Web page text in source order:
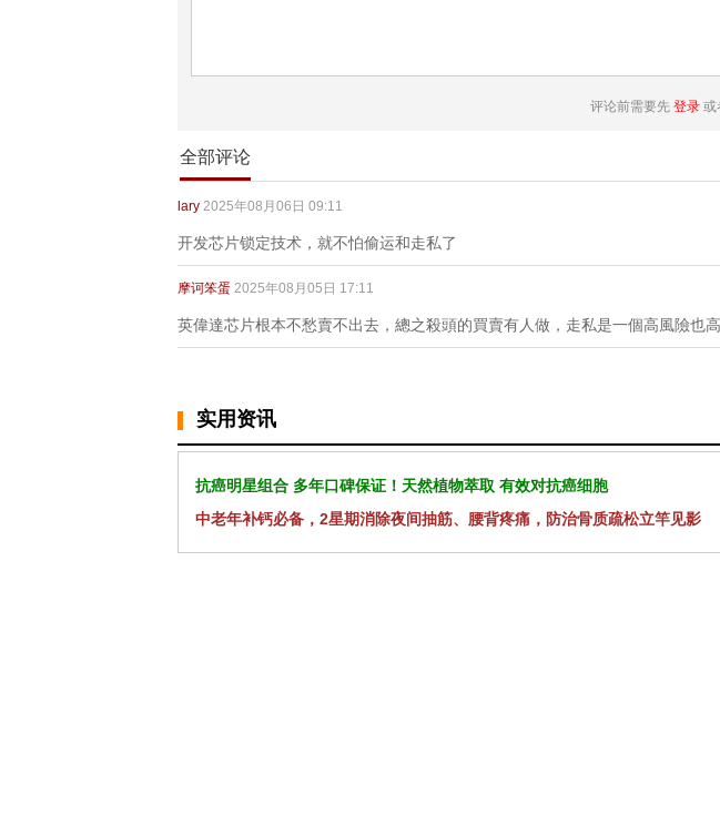
评论前需要先 登录 或
全部评论
lary 2025年08月06日 09:11
开发芯片锁定技术，就不怕偷运和走私了
摩诃笨蛋 2025年08月05日 17:11
英偉達芯片根本不愁賣不出去，總之殺頭的買賣有人做，走私是一個高風險也高
实用资讯
抗癌明星组合 多年口碑保证！天然植物萃取 有效对抗癌细胞
中老年补钙必备，2星期消除夜间抽筋、腰背疼痛，防治骨质疏松立竿见影